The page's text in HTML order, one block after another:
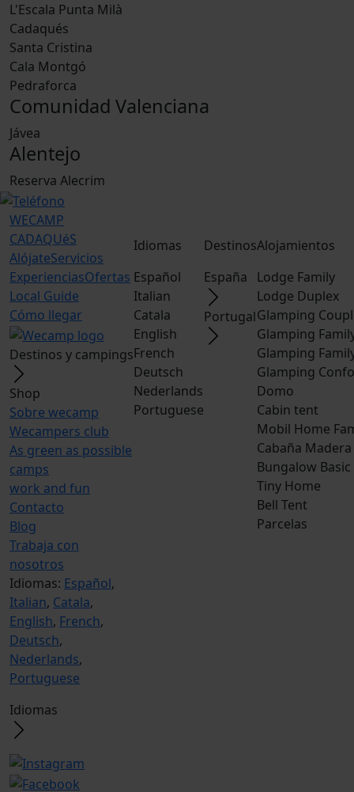
L'Escala Punta Milà
Cadaqués
Santa Cristina
Cala Montgó
Pedraforca
Comunidad Valenciana
Jávea
Alentejo
Reserva Alecrim
WECAMP
CADAQUéS
AlójateServicios
ExperienciasOfertas
Local Guide
Cómo llegar
Destinos y campings
Shop
Sobre wecamp
Wecampers club
As green as possible
camps
work and fun
Contacto
Blog
Trabaja con
nosotros
Idiomas: Español,
Italian, Catala,
English, French,
Deutsch,
Nederlands,
Portuguese
Idiomas
Idiomas
Español
Italian
Catala
English
French
Deutsch
Nederlands
Portuguese
Destinos
España
Portugal
Alojamientos
Lodge Family
Lodge Duplex
Glamping
Glamping
Glamping
Glamping
Domo
Cabin tent
Mobil Home
Cabaña Madera
Bungalow Basic
Tiny Home
Bell Tent
Parcelas